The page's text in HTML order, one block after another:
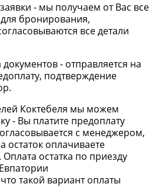
- мы получаем от Вас все
бронирования,
все детали
- отправляется на
подтверждение
Коктебеля мы можем
- Вы платите предоплату
с менеджером,
остаток оплачиваете
остатка по приезду
такой вариант оплаты